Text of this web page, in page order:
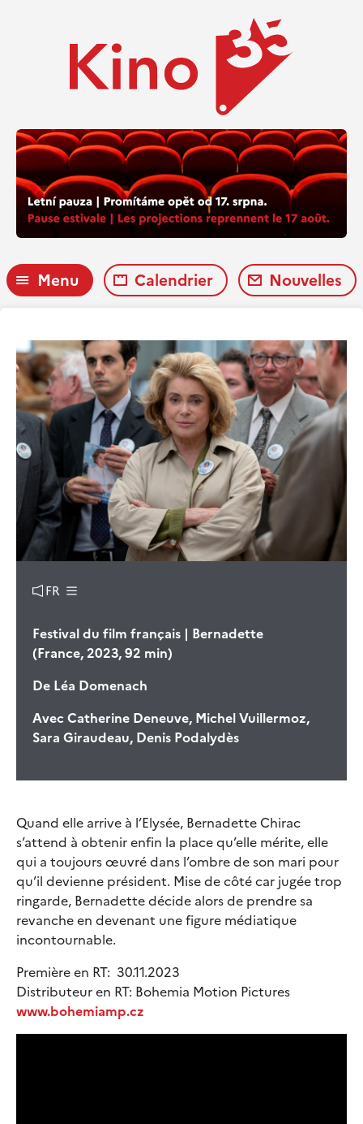
Menu Calendrier Nouvelles
FR
Festival du film français | Bernadette
(France, 2023, 92 min)
De Léa Domenach
AvecCatherine Deneuve, Michel Vuillermoz,
Sara Giraudeau, Denis Podalydès
Quand elle arrive à l’Elysée, Bernadette Chirac
s’attend à obtenir enfin la place qu’elle mérite, elle
qui a toujours œuvré dans l’ombre de son mari pour
qu’il devienne président. Mise de côté car jugée trop
ringarde, Bernadette décide alors de prendre sa
revanche en devenant une figure médiatique
incontournable.
Première en RT: 30.11.2023
Distributeur en RT: Bohemia Motion Pictures
www.bohemiamp.cz